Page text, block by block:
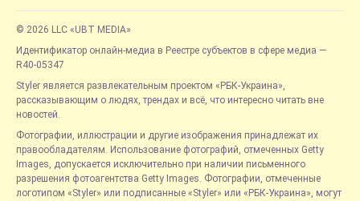
© 2026 LLC «UBT MEDIA»
Идентификатор онлайн-медиа в Реестре субъектов в сфере медиа —
R40-05347
Styler является развлекательным проектом «РБК-Украина»,
рассказывающим о людях, трендах и всё, что интересно читать вне
новостей.
Фотографии, иллюстрации и другие изображения принадлежат их
правообладателям. Использование фотографий, отмеченных Getty
Images, допускается исключительно при наличии письменного
разрешения фотоагентства Getty Images. Фотографии, отмеченные
логотипом «Styler» или подписанные «Styler» или «РБК-Украина», могут